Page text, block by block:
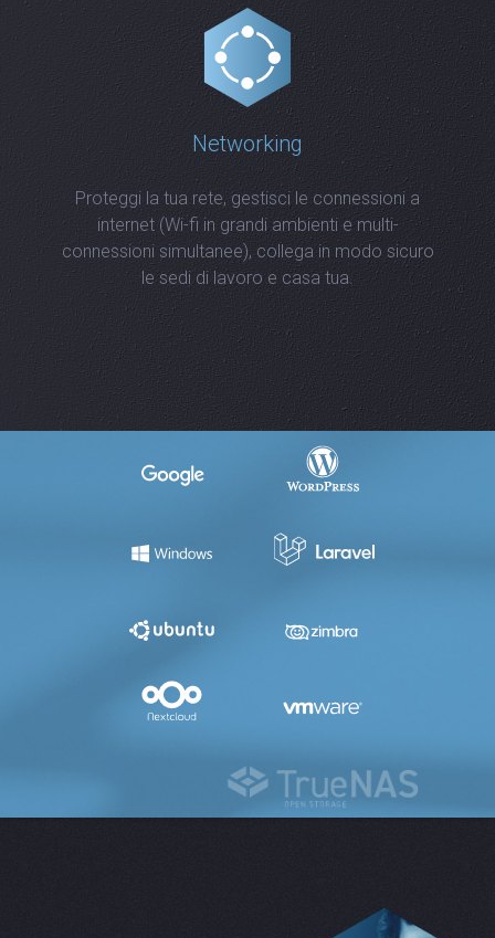
Networking
Proteggi la tua rete, gestisci le connessioni a
internet (Wi-fi in grandi ambienti e multi-
connessioni simultanee), collega in modo sicuro
le sedi di lavoro e casa tua.